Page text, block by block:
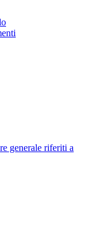
generale riferiti a